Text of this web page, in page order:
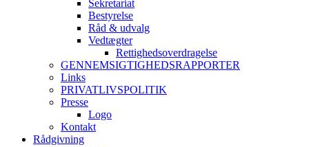
Sekretariat
Bestyrelse
Råd & udvalg
Vedtægter
Rettighedsoverdragelse
GENNEMSIGTIGHEDSRAPPORTER
Links
PRIVATLIVSPOLITIK
Presse
Logo
Kontakt
Rådgivning